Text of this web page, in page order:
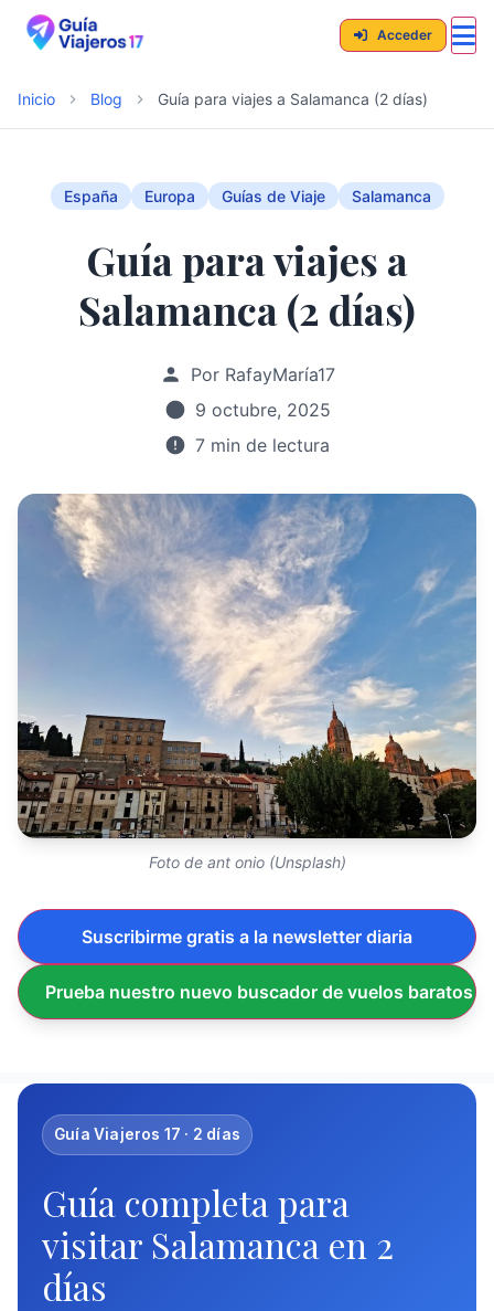
Acceder
Inicio Blog Guía para viajes a Salamanca (2 días)
España Europa Guías de Viaje Salamanca
Guía para viajes a
Salamanca (2 días)
Por RafayMaría17
9 octubre, 2025
7 min de lectura
Foto de ant onio (Unsplash)
Suscribirme gratis a la newsletter diaria
Prueba nuestro nuevo buscador de vuelos baratos
Guía Viajeros 17 · 2 días
Guía completa para
visitar Salamanca en 2
días